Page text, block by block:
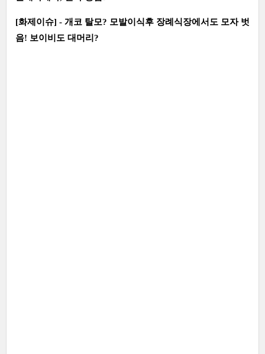
[화제이슈] - 개코 탈모? 모발이식후 장례식장에서도 모자 벗
음! 보이비도 대머리?